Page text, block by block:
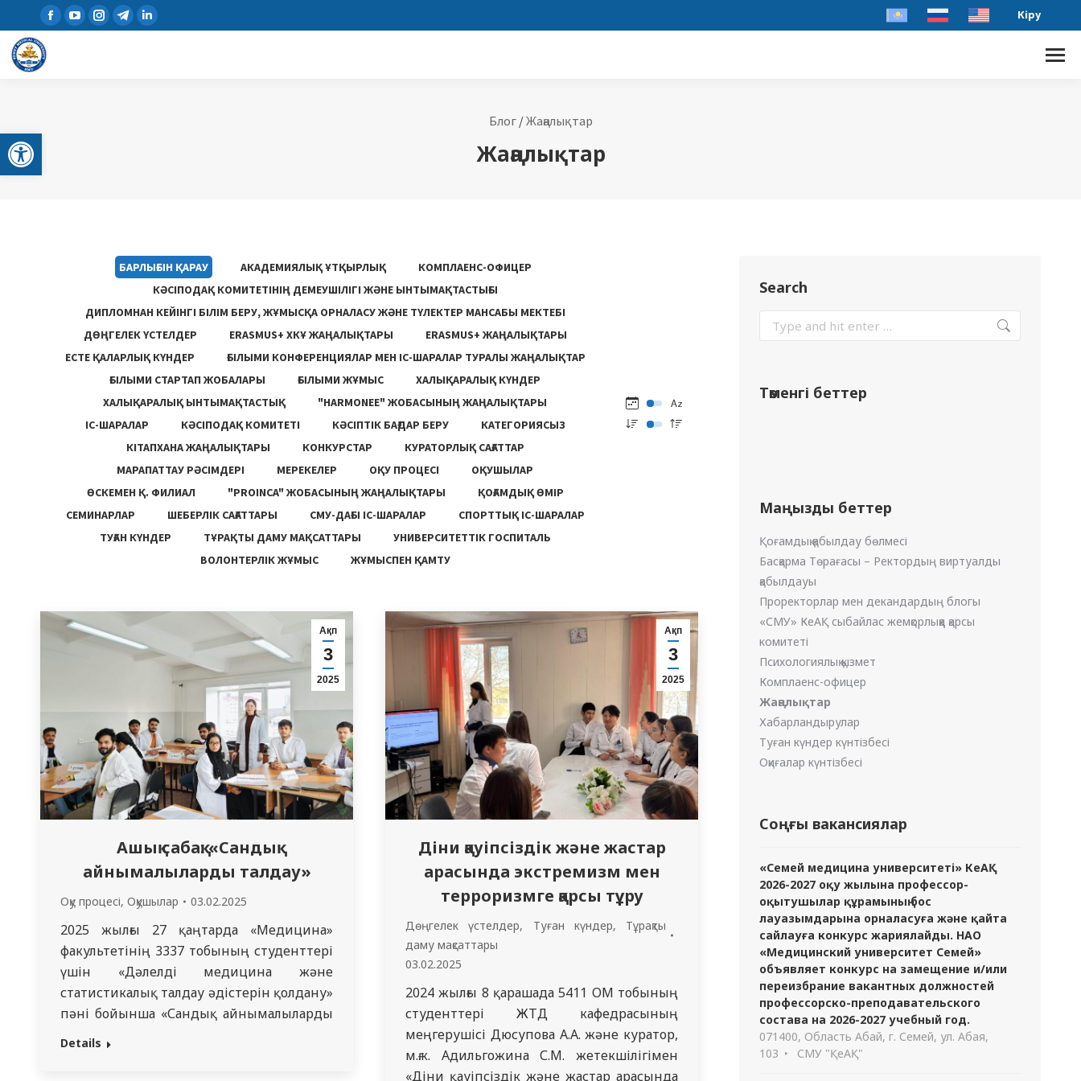
Open toolbar
Кіру
Блог/Жаңалықтар
Жаңалықтар
БАРЛЫҒЫН ҚАРАУ АКАДЕМИЯЛЫҚ ҰТҚЫРЛЫҚ
КОМПЛАЕНС-ОФИЦЕР
КӘСІПОДАҚ КОМИТЕТІНІҢ ДЕМЕУШІЛІГІ ЖӘНЕ ЫНТЫМАҚТАСТЫҒЫ
ДИПЛОМНАН КЕЙІНГІ БІЛІМ БЕРУ, ЖҰМЫСҚА ОРНАЛАСУ ЖƏНЕ ТҮЛЕКТЕР МАНСАБЫ МЕКТЕБІ
ДӨҢГЕЛЕК ҮСТЕЛДЕР
ERASMUS+ ХКҰ ЖАҢАЛЫҚТАРЫ
ERASMUS+ ЖАҢАЛЫҚТАРЫ
ЕСТЕ ҚАЛАРЛЫҚ КҮНДЕР
ҒЫЛЫМИ КОНФЕРЕНЦИЯЛАР МЕН ІС-ШАРАЛАР ТУРАЛЫ ЖАҢАЛЫҚТАР
ҒЫЛЫМИ СТАРТАП ЖОБАЛАРЫ
ҒЫЛЫМИ ЖҰМЫС
ХАЛЫҚАРАЛЫҚ КҮНДЕР
ХАЛЫҚАРАЛЫҚ ЫНТЫМАҚТАСТЫҚ
"HARMONEE" ЖОБАСЫНЫҢ ЖАҢАЛЫҚТАРЫ
ІС-ШАРАЛАР
КӘСІПОДАҚ КОМИТЕТІ КӘСІПТІК БАҒДАР БЕРУ
КАТЕГОРИЯСЫЗ
КІТАПХАНА ЖАҢАЛЫҚТАРЫ
КОНКУРСТАР
КУРАТОРЛЫҚ САҒАТТАР
МАРАПАТТАУ РӘСІМДЕРІ
МЕРЕКЕЛЕР ОҚУ ПРОЦЕСІ
ОҚУШЫЛАР
ӨСКЕМЕН Қ. ФИЛИАЛ
"PROINCA" ЖОБАСЫНЫҢ ЖАҢАЛЫҚТАРЫ
ҚОҒАМДЫҚ ӨМІР
СЕМИНАРЛАР
ШЕБЕРЛІК САҒАТТАРЫ СМУ-ДАҒЫ ІС-ШАРАЛАР
СПОРТТЫҚ ІС-ШАРАЛАР
ТУҒАН КҮНДЕР
ТҰРАҚТЫ ДАМУ МАҚСАТТАРЫ
УНИВЕРСИТЕТТІК ГОСПИТАЛЬ
ВОЛОНТЕРЛІК ЖҰМЫС
ЖҰМЫСПЕН ҚАМТУ
Ақп
3
2025
Ашық сабақ: «Сандық
айнымалыларды талдау»
Оқу процесі, Оқушылар 03.02.2025
2025 жылғы 27 қаңтарда «Медицина»
факультетінің 3337 тобының студенттері
үшін «Дәлелді медицина және
статистикалық талдау әдістерін қолдану»
пәні бойынша «Сандық айнымалыларды
талдау» тақырыбында ашық сабақ өтті.
Details
Ақп
3
2025
Діни қауіпсіздік және жастар
арасында экстремизм мен
терроризмге қарсы тұру
Дөңгелек үстелдер, Туған күндер, Тұрақты
даму мақсаттары
03.02.2025
2024 жылғы 8 қарашада 5411 ОМ тобының
студенттері ЖТД кафедрасының
меңгерушісі Дюсупова А.А. және куратор,
м.ғ.к. Адильгожина С.М. жетекшілігімен
«Діни қауіпсіздік және жастар арасында
Search
Төменгі беттер
Маңызды беттер
Қоғамдық қабылдау бөлмесі
Басқарма Төрағасы – Ректордың виртуалды
қабылдауы
Проректорлар мен декандардың блогы
«СМУ» КеАҚ сыбайлас жемқорлыққа қарсы
комитеті
Психологиялық қызмет
Комплаенс-офицер
Жаңалықтар
Хабарландырулар
Туған күндер күнтізбесі
Оқиғалар күнтізбесі
Соңғы вакансиялар
«Семей медицина университеті» КеАҚ
2026-2027 оқу жылына профессор-
оқытушылар құрамының бос
лауазымдарына орналасуға және қайта
сайлауға конкурс жариялайды. НАО
«Медицинский университет Семей»
объявляет конкурс на замещение и/или
переизбрание вакантных должностей
профессорско-преподавательского
состава на 2026-2027 учебный год.
071400, Область Абай, г. Семей, ул. Абая,
103
СМУ "ҚеАҚ"